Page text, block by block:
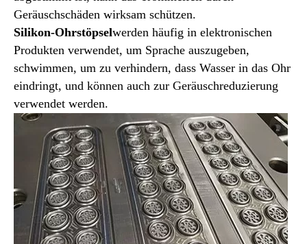
Geräuschschäden wirksam schützen.
Silikon-Ohrstöpselwerden häufig in elektronischen
Produkten verwendet, um Sprache auszugeben,
schwimmen, um zu verhindern, dass Wasser in das Ohr
eindringt, und können auch zur Geräuschreduzierung
verwendet werden.